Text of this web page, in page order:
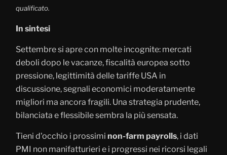
qualificato.
In sintesi
Settembre si apre con molte incognite: mercati
deboli dopo le vacanze, fiscalità europea sotto
pressione, legittimità delle tariffe USA in
discussione, segnali economici moderatamente
migliori ma ancora fragili. Una strategia prudente,
bilanciata e flessibile sembra la più sensata.
Tieni d'occhio i prossimi non-farm payrolls, i dati
PMI non manifatturieri e i progressi nei ricorsi legali